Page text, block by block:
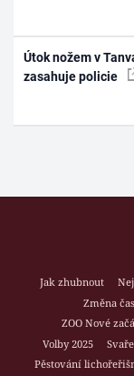
Útok nožem v
zasahuje policie
Jak zhubnout
Změna
ZOO Nové
Volby 2025
Pěstování